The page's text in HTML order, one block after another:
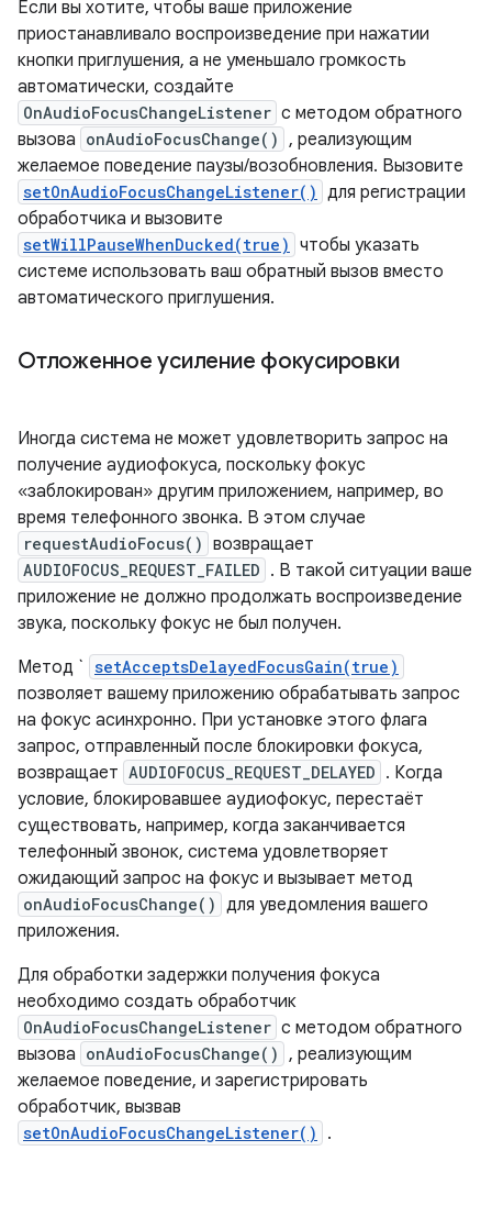
Если вы хотите, чтобы ваше приложение
приостанавливало воспроизведение при нажатии
кнопки приглушения, а не уменьшало громкость
автоматически, создайте
OnAudioFocusChangeListener с методом обратного
вызова onAudioFocusChange() , реализующим
желаемое поведение паузы/возобновления. Вызовите
setOnAudioFocusChangeListener() для регистрации
обработчика и вызовите
setWillPauseWhenDucked(true) чтобы указать
системе использовать ваш обратный вызов вместо
автоматического приглушения.
Отложенное усиление фокусировки
Иногда система не может удовлетворить запрос на
получение аудиофокуса, поскольку фокус
«заблокирован» другим приложением, например, во
время телефонного звонка. В этом случае
requestAudioFocus() возвращает
AUDIOFOCUS_REQUEST_FAILED . В такой ситуации ваше
приложение не должно продолжать воспроизведение
звука, поскольку фокус не был получен.
Метод ` setAcceptsDelayedFocusGain(true)
позволяет вашему приложению обрабатывать запрос
на фокус асинхронно. При установке этого флага
запрос, отправленный после блокировки фокуса,
возвращает AUDIOFOCUS_REQUEST_DELAYED . Когда
условие, блокировавшее аудиофокус, перестаёт
существовать, например, когда заканчивается
телефонный звонок, система удовлетворяет
ожидающий запрос на фокус и вызывает метод
onAudioFocusChange() для уведомления вашего
приложения.
Для обработки задержки получения фокуса
необходимо создать обработчик
OnAudioFocusChangeListener с методом обратного
вызова onAudioFocusChange() , реализующим
желаемое поведение, и зарегистрировать
обработчик, вызвав
setOnAudioFocusChangeListener() .